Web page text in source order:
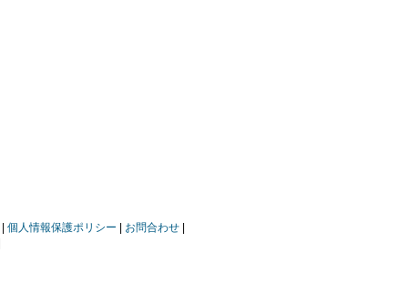
個人情報保護ポリシー
お問合わせ